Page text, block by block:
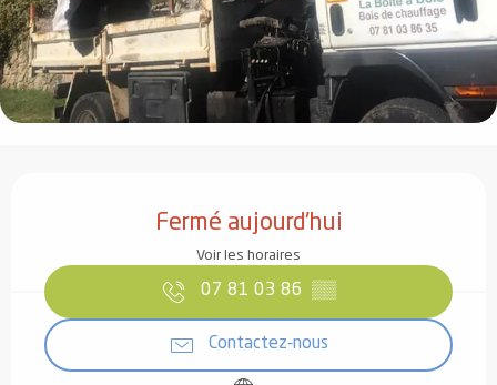
Fermé aujourd'hui
Voir les horaires
07 81 03 86 ▒▒
Contactez-nous